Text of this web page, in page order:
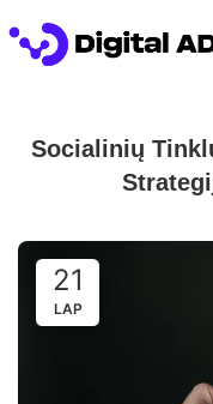
Socialinių
21
LAP